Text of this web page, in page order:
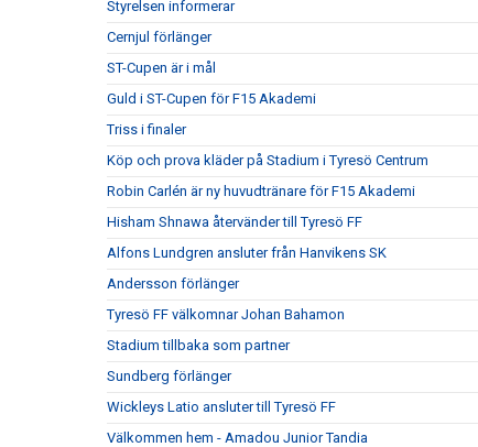
Styrelsen informerar
Cernjul förlänger
ST-Cupen är i mål
Guld i ST-Cupen för F15 Akademi
Triss i finaler
Köp och prova kläder på Stadium i Tyresö Centrum
Robin Carlén är ny huvudtränare för F15 Akademi
Hisham Shnawa återvänder till Tyresö FF
Alfons Lundgren ansluter från Hanvikens SK
Andersson förlänger
Tyresö FF välkomnar Johan Bahamon
Stadium tillbaka som partner
Sundberg förlänger
Wickleys Latio ansluter till Tyresö FF
Välkommen hem - Amadou Junior Tandia